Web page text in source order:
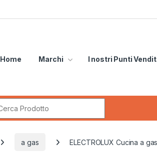
Home Marchi I nostri Punti
a gas ELECTROLUX Cucina a